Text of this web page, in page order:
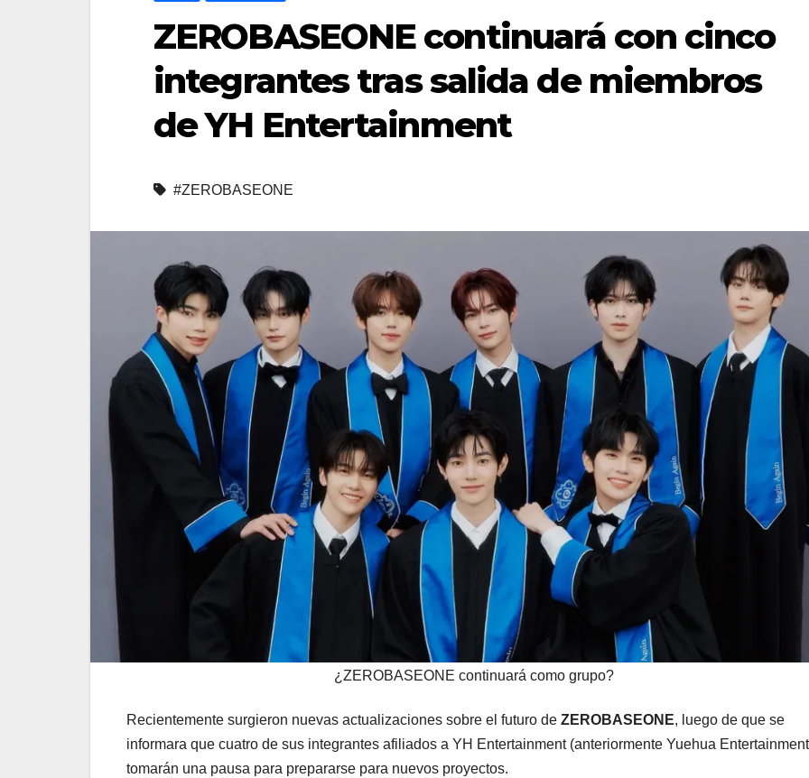
ZEROBASEONE continuará con cinco
integrantes tras salida de miembros
de YH Entertainment
#ZEROBASEONE
¿ZEROBASEONE continuará como grupo?
Recientemente surgieron nuevas actualizaciones sobre el futuro de ZEROBASEONE, luego de que se
informara que cuatro de sus integrantes afiliados a YH Entertainment (anteriormente Yuehua
tomarán una pausa para prepararse para nuevos proyectos.